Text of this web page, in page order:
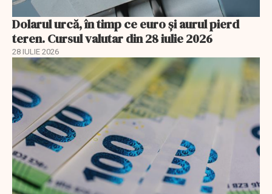
Dolarul urcă, în timp ce euro și aurul pierd
teren. Cursul valutar din 28 iulie 2026
28 IULIE 2026